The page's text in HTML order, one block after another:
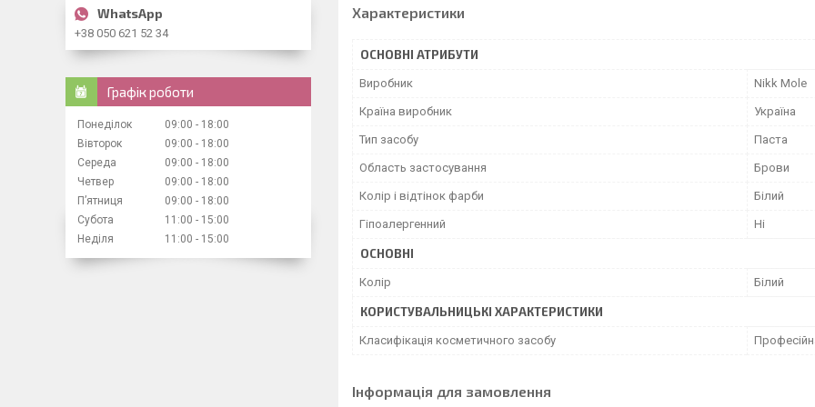
Характеристики
ОСНОВНІ АТРИБУТИ
Виробник Nikk Mole
Країна виробник Україна
Тип засобу Паста
Область застосування Брови
Колір і відтінок фарби Білий
Гіпоалергенний Ні
ОСНОВНІ
Колір Білий
КОРИСТУВАЛЬНИЦЬКІ ХАРАКТЕРИСТИКИ
Класифікація косметичного засобу
Інформація для замовлення
+38 050 621 52 34
Графік роботи
Понеділок 09:00
18:00
Вівторок
09:00
18:00
Середа
09:00
18:00
Четвер
09:00
18:00
Пʼятниця
09:00
18:00
Субота
11:00
15:00
Неділя
11:00 15:00